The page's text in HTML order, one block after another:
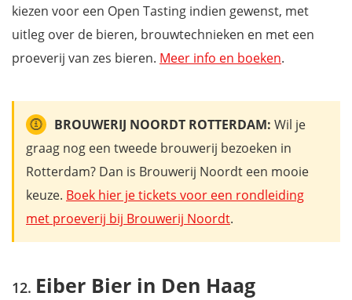
kiezen voor een Open Tasting indien gewenst, met
uitleg over de bieren, brouwtechnieken en met een
proeverij van zes bieren. Meer info en boeken.
BROUWERIJ NOORDT ROTTERDAM: Wil je
graag nog een tweede brouwerij bezoeken in
Rotterdam? Dan is Brouwerij Noordt een mooie
keuze. Boek hier je tickets voor een rondleiding
met proeverij bij Brouwerij Noordt.
Eiber Bier in Den Haag